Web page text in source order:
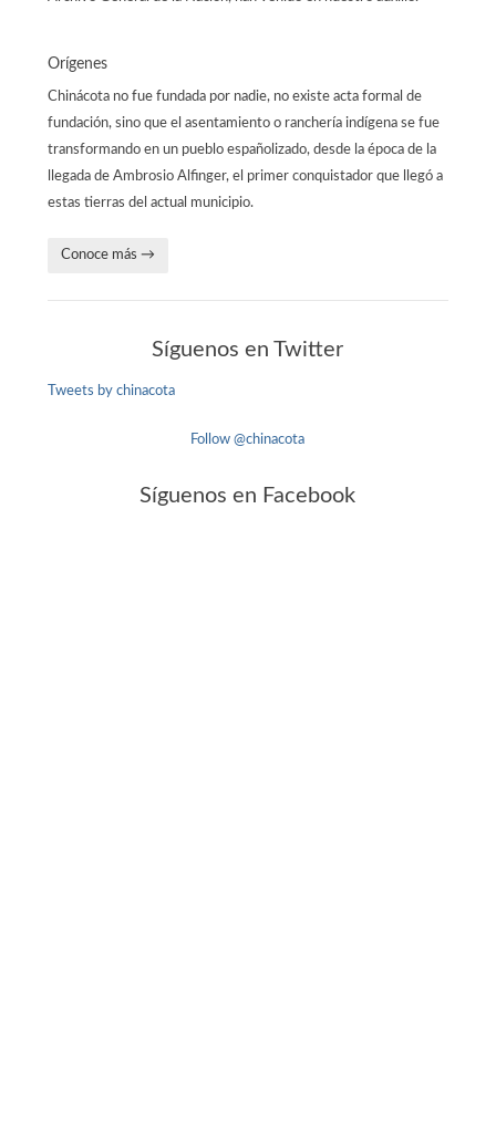
Orígenes
Chinácota no fue fundada por nadie, no existe acta formal de
fundación, sino que el asentamiento o ranchería indígena se fue
transformando en un pueblo españolizado, desde la época de la
llegada de Ambrosio Alfinger, el primer conquistador que llegó a
estas tierras del actual municipio.
Conoce más →
Síguenos en Twitter
Tweets by chinacota
Follow @chinacota
Síguenos en Facebook